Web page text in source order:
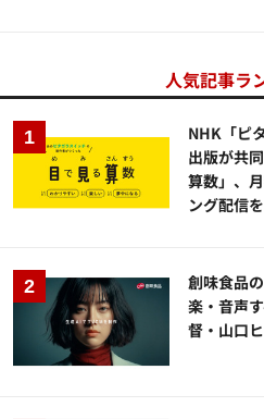
人気記事ラ
NHK「ピ
出版が共
算数」、
ング配信
創味食品
楽・音声
督・山口